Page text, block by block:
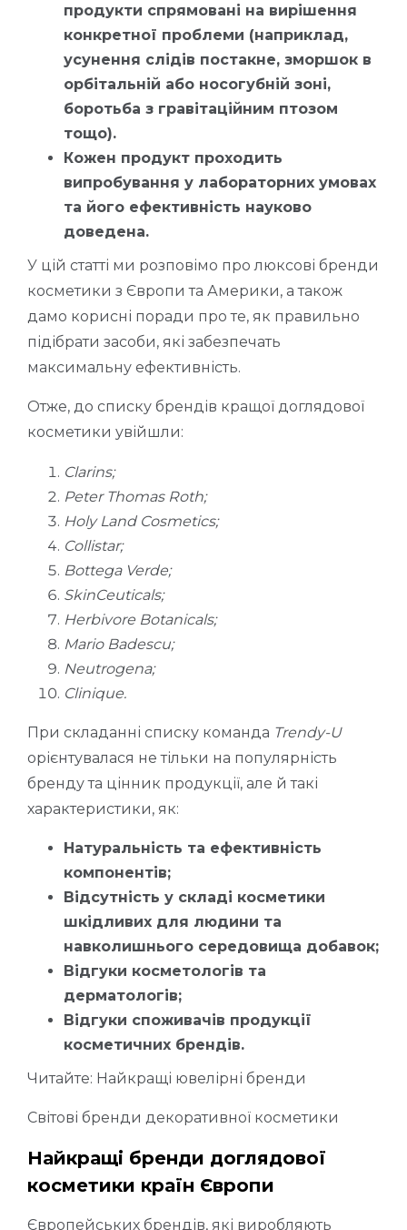
продукти спрямовані на вирішення
конкретної проблеми (наприклад,
усунення слідів постакне, зморшок в
орбітальній або носогубній зоні,
боротьба з гравітаційним птозом
тощо).
Кожен продукт проходить
випробування у лабораторних умовах
та його ефективність науково
доведена.
У цій статті ми розповімо про люксові бренди
косметики з Європи та Америки, а також
дамо корисні поради про те, як правильно
підібрати засоби, які забезпечать
максимальну ефективність.
Отже, до списку брендів кращої доглядової
косметики увійшли:
Clarins;
Peter Thomas Roth;
Holy Land Cosmetics;
Collistar;
Bottega Verde;
SkinCeuticals;
Herbivore Botanicals;
Mario Badescu;
Neutrogena;
Clinique.
При складанні списку команда Trendy-U
орієнтувалася не тільки на популярність
бренду та цінник продукції, але й такі
характеристики, як:
Натуральність та ефективність
компонентів;
Відсутність у складі косметики
шкідливих для людини та
навколишнього середовища добавок;
Відгуки косметологів та
дерматологів;
Відгуки споживачів продукції
косметичних брендів.
Читайте: Найкращі ювелірні бренди
Світові бренди декоративної косметики
Найкращі бренди доглядової
косметики країн Європи
Європейських брендів, які виробляють